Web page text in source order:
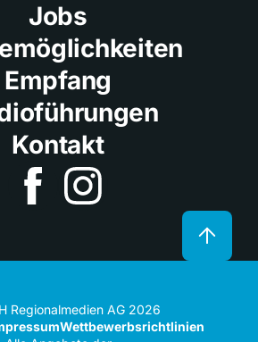
Jobs
Empfang
Kontakt
Regionalmedien AG 2026
Wettbewerbsrichtlinien